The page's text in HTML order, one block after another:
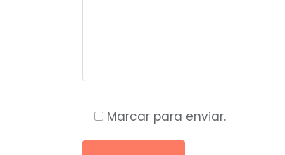
Marcar para enviar.